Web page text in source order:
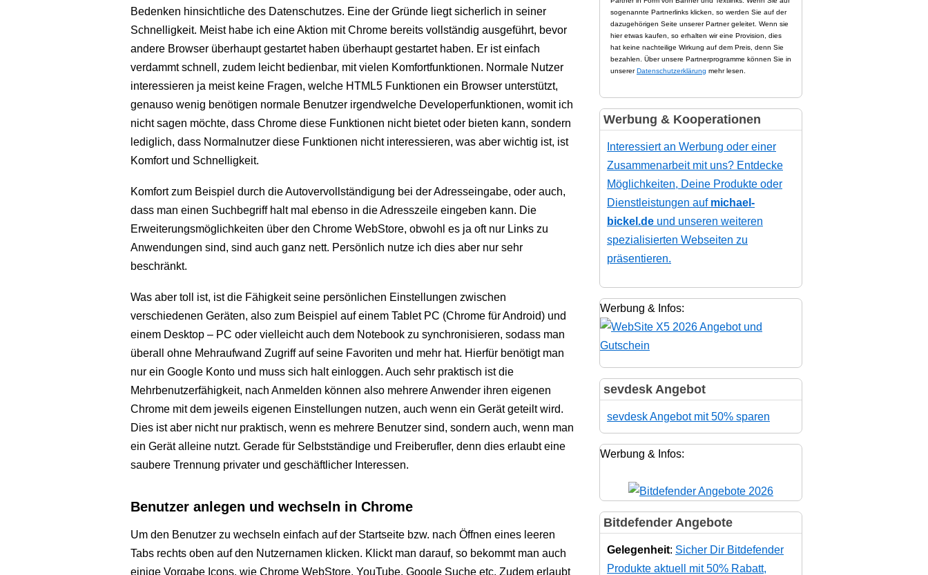
Bedenken hinsichtliche des Datenschutzes. Eine der Gründe liegt sicherlich in seiner
Schnelligkeit. Meist habe ich eine Aktion mit Chrome bereits vollständig ausgeführt, bevor
andere Browser überhaupt gestartet haben überhaupt gestartet haben. Er ist einfach
verdammt schnell, zudem leicht bedienbar, mit vielen Komfortfunktionen. Normale Nutzer
interessieren ja meist keine Fragen, welche HTML5 Funktionen ein Browser unterstützt,
genauso wenig benötigen normale Benutzer irgendwelche Developerfunktionen, womit ich
nicht sagen möchte, dass Chrome diese Funktionen nicht bietet oder bieten kann, sondern
lediglich, dass Normalnutzer diese Funktionen nicht interessieren, was aber wichtig ist, ist
Komfort und Schnelligkeit.
Komfort zum Beispiel durch die Autovervollständigung bei der Adresseingabe, oder auch,
dass man einen Suchbegriff halt mal ebenso in die Adresszeile eingeben kann. Die
Erweiterungsmöglichkeiten über den Chrome WebStore, obwohl es ja oft nur Links zu
Anwendungen sind, sind auch ganz nett. Persönlich nutze ich dies aber nur sehr
beschränkt.
Was aber toll ist, ist die Fähigkeit seine persönlichen Einstellungen zwischen
verschiedenen Geräten, also zum Beispiel auf einem Tablet PC (Chrome für Android) und
einem Desktop – PC oder vielleicht auch dem Notebook zu synchronisieren, sodass man
überall ohne Mehraufwand Zugriff auf seine Favoriten und mehr hat. Hierfür benötigt man
nur ein Google Konto und muss sich halt einloggen. Auch sehr praktisch ist die
Mehrbenutzerfähigkeit, nach Anmelden können also mehrere Anwender ihren eigenen
Chrome mit dem jeweils eigenen Einstellungen nutzen, auch wenn ein Gerät geteilt wird.
Dies ist aber nicht nur praktisch, wenn es mehrere Benutzer sind, sondern auch, wenn man
ein Gerät alleine nutzt. Gerade für Selbstständige und Freiberufler, denn dies erlaubt eine
saubere Trennung privater und geschäftlicher Interessen.
Benutzer anlegen und wechseln in Chrome
Um den Benutzer zu wechseln einfach auf der Startseite bzw. nach Öffnen eines leeren
Tabs rechts oben auf den Nutzernamen klicken. Klickt man darauf, so bekommt man auch
einige Vorgabe Icons, wie Chrome WebStore, YouTube, Google Suche etc. Zudem erlaubt
sogenannte Partnerlinks klicken, so werden Sie auf der
dazugehörigen Seite unserer Partner geleitet. Wenn sie
hier etwas kaufen, so erhalten wir eine Provision, dies
hat keine nachteilige Wirkung auf dem Preis, denn Sie
bezahlen. Über unsere Partnerprogramme können Sie in
unsererDatenschutzerklärung mehr lesen.
Werbung & Kooperationen
Interessiert an Werbung oder einer
Zusammenarbeit mit uns? Entdecke
Möglichkeiten, Deine Produkte oder
Dienstleistungen auf michael-
bickel.de und unseren weiteren
spezialisierten Webseiten zu
präsentieren.
Werbung & Infos:
sevdesk Angebot
sevdesk Angebot mit 50% sparen
Werbung & Infos:
Bitdefender Angebote
Gelegenheit: Sicher Dir Bitdefender
Produkte aktuell mit 50% Rabatt,